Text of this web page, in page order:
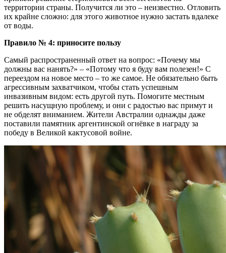
территории страны. Получится ли это – неизвестно. Отловить
их крайне сложно: для этого животное нужно застать вдалеке
от воды.
Правило № 4: приносите пользу
Самый распространенный ответ на вопрос: «Почему мы
должны вас нанять?» – «Потому что я буду вам полезен!» С
переездом на новое место – то же самое. Не обязательно быть
агрессивным захватчиком, чтобы стать успешным
инвазивным видом: есть другой путь. Помогите местным
решить насущную проблему, и они с радостью вас примут и
не обделят вниманием. Жители Австралии однажды даже
поставили памятник аргентинской огнёвке в награду за
победу в Великой кактусовой войне.